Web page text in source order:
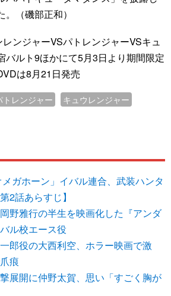
（磯部正和）
ンジャーVSパトレンジャーVSキュ
バルト9ほかにて5月3日より期間限定
は8月21日発売
トレンジャー
キュウレンジャー
メガホーン」イバル連合、武装ハンタ
2話あらすじ】
野雅行の半生を映画化した『アンダ
ル校エース役
郎役の大西利空、ホラー映画で激
痕
展開に仲野太賀、思い「すごく胸が